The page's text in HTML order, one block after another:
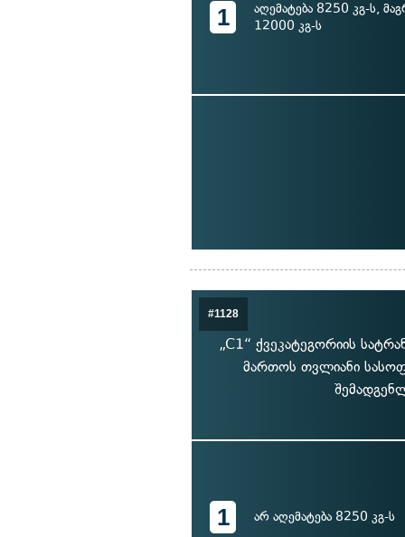
1
აღემატება 8250 კგ-ს,
12000 კგ-ს
#1128
„C1“ ქვეკატეგორიის
მართოს თვლიანი
1 არ აღემატება 8250 კგ-ს